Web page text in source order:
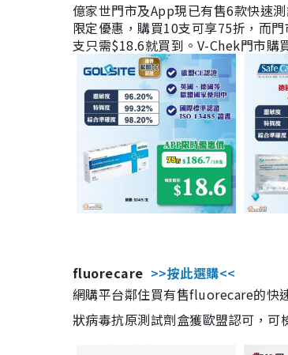
億家世門市及App現已有售6款快速
限定優惠，購買10支可享75折，而
支只需$18.6就買到。V-Chek門市購
fluorecare >>按此選購<<
網購平台鄰住買有售fluorecare的快
狀病毒抗原測試劑盒獲歐盟認可，